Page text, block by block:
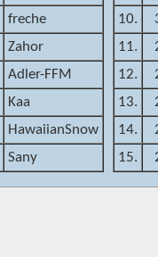
freche
Zahor
Adler-FFM
Kaa
HawaiianSnow
Sany
10.
11.
12.
13.
14.
15.